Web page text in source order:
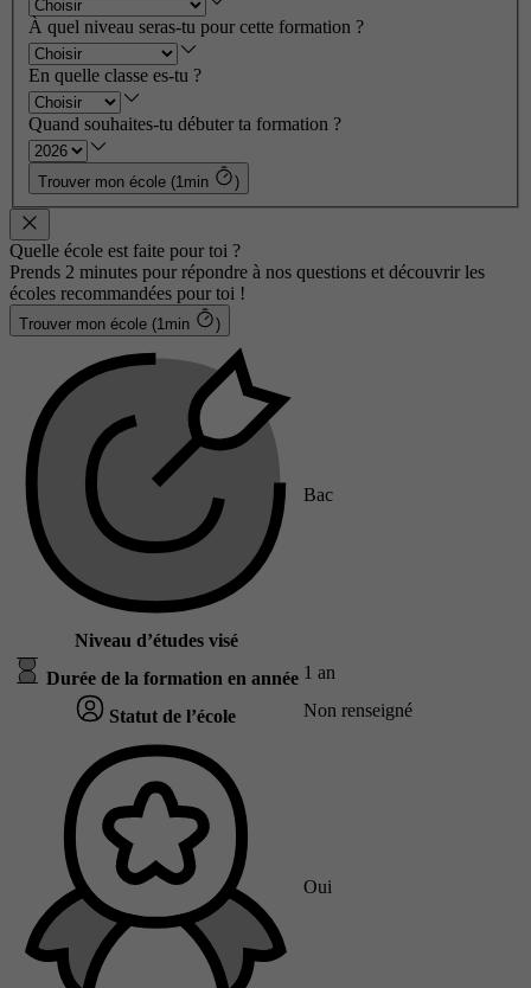
À quel niveau seras-tu pour cette formation ?
En quelle classe es-tu ?
Quand souhaites-tu débuter ta formation ?
Trouver mon école (1min )
Quelle école est faite pour toi ?
Prends 2 minutes pour répondre à nos questions et découvrir les
écoles recommandées pour toi !
Trouver mon école (1min )
Niveau d’études visé
Bac
Durée de la formation en année 1 an
Statut de l’école Non renseigné
Oui